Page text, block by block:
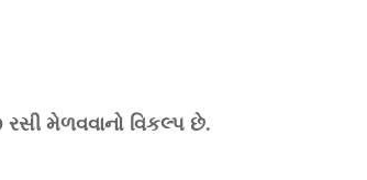
મેળવવાનો વિકલ્પ છે.